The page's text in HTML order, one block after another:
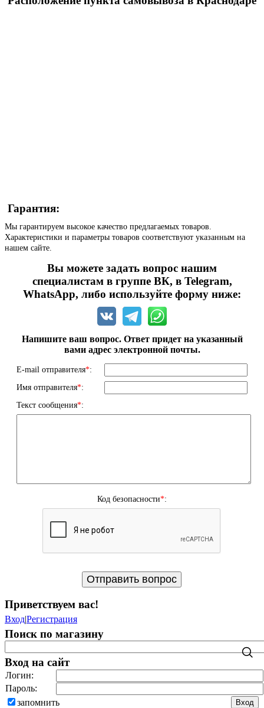
Гарантия:
Мы гарантируем высокое качество предлагаемых товаров.
Характеристики и параметры товаров соответствуют указанным на
нашем сайте.
Вы можете задать вопрос нашим
специалистам в группе ВК, в Telegram,
WhatsApp, либо используйте форму ниже:
Напишите ваш вопрос. Ответ придет на указанный
вами адрес электронной почты.
E-mail отправителя*:
Имя отправителя*:
Текст сообщения*:
Код безопасности*:
Приветствуем вас!
Вход|Регистрация
Поиск по магазину
Вход на сайт
Логин:
Пароль:
запомнить